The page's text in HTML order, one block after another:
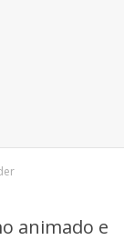
animado e